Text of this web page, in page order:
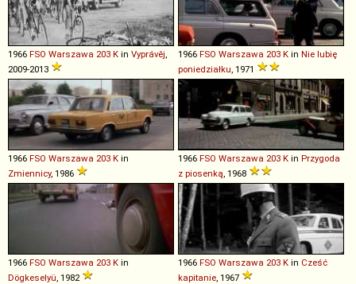
1966 FSO Warszawa 203 K in Vyprávěj
2009-2013
1966 FSO Warszawa 203 K in Nie lubię
poniedziałku , 1971
1966 FSO Warszawa 203 K in
Zmiennicy, 1986
1966 FSO Warszawa 203 K in Przygoda
z piosenką , 1968
1966 FSO Warszawa 203 K in
Dögkeselyü , 1982
1966 FSO Warszawa 203 K in Cześć
kapitanie , 1967